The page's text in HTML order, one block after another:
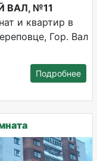
ВАЛ, №11
и квартир в
Гор. Вал
Подробнее